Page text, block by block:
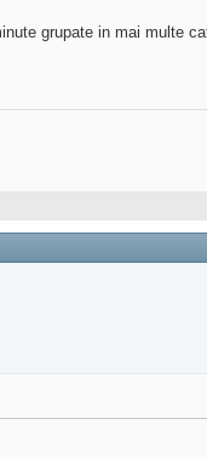
grupate in mai multe